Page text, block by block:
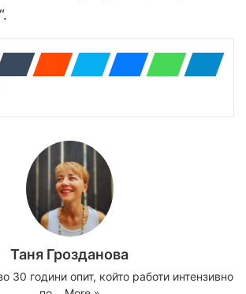
Таня Грозданова
30 години опит, който работи интензивно